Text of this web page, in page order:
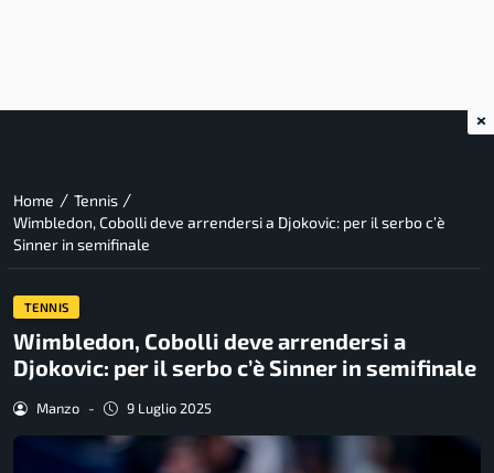
Home / Tennis /
Wimbledon, Cobolli deve arrendersi a Djokovic: per il serbo c’è
Sinner in semifinale
TENNIS
Wimbledon, Cobolli deve arrendersi a
Djokovic: per il serbo c’è Sinner in semifinale
Manzo - 9 Luglio 2025
×